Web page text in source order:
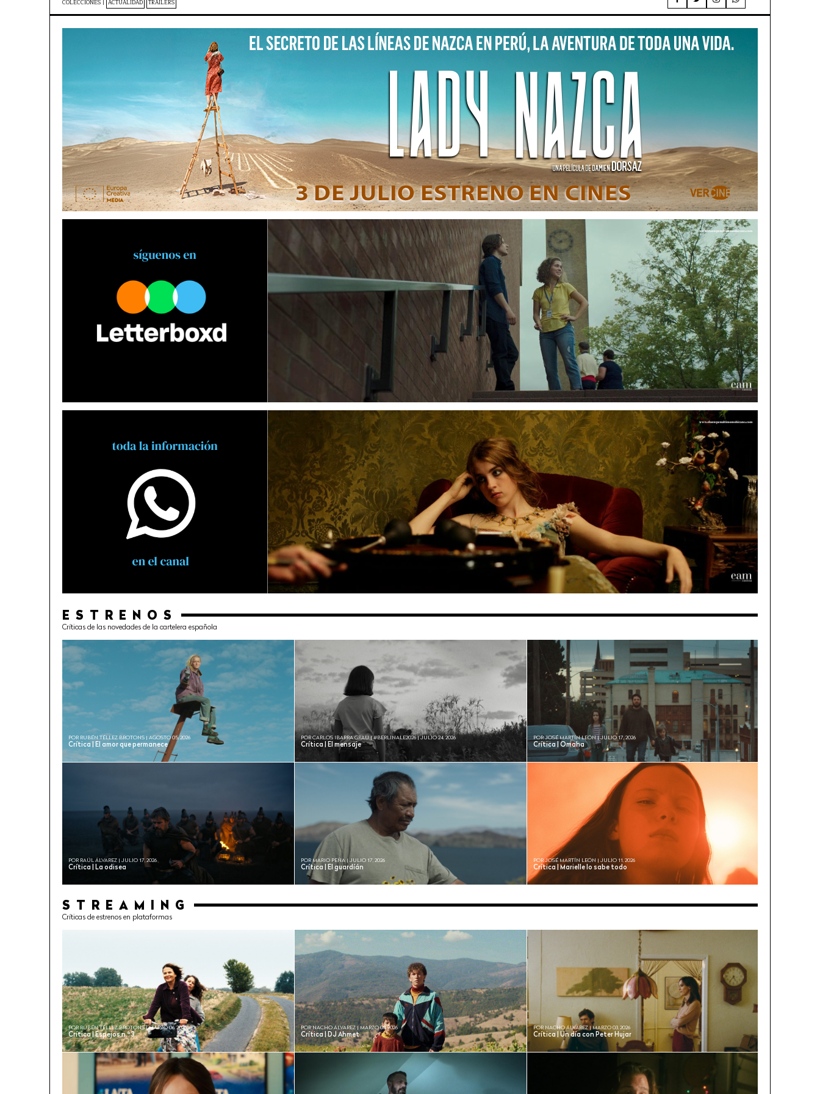
COLECCIONES | ACTUALIDAD TRAILERS
ESTRENOS
Críticas de las novedades de la cartelera española
Crítica | El amor que permanece
POR RUBÉN TÉLLEZ BROTONS | AGOSTO 05, 2026
Crítica | El mensaje
POR CARLOS IBARRA GRAU | #BERLINALE2026 | JULIO 24, 2026
Crítica | Omaha
POR JOSÉ MARTÍN LEÓN | JULIO 17, 2026
Crítica | La odisea
POR RAÚL ÁLVAREZ | JULIO 17, 2026
Crítica | El guardíán
POR MARIO PEÑA | JULIO 17, 2026
Crítica | Marielle lo sabe todo
POR JOSÉ MARTÍN LEÓN | JULIO 11, 2026
STREAMING
Críticas de estrenos en plataformas
Crítica | Espejos n.º 3
POR RUBÉN TÉLLEZ BROTONS | MARZO 06, 2026
Crítica | DJ Ahmet
POR NACHO ÁLVAREZ | MARZO 03, 2026
Crítica | Un día con Peter Hujar
POR NACHO ÁLVAREZ | MARZO 03, 2026